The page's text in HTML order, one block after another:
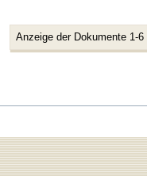
Anzeige der Dokumente 1-6